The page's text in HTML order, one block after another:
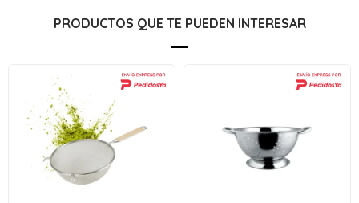
PRODUCTOS QUE TE PUEDEN INTERESAR